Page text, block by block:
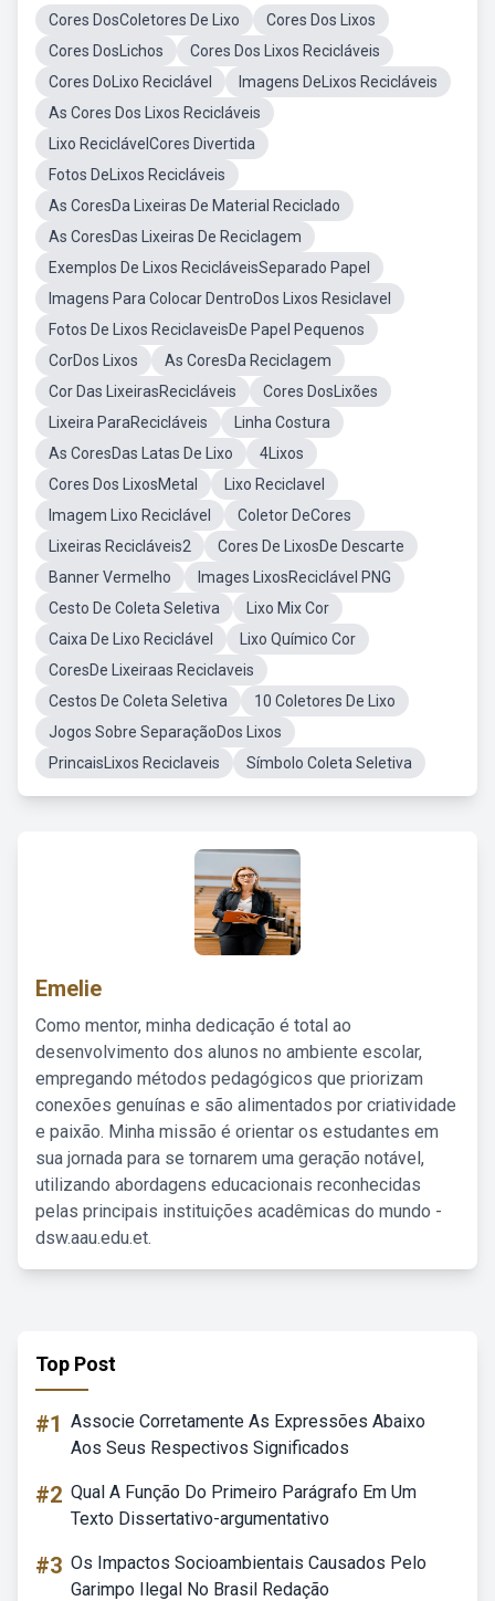
Cores DosColetores De Lixo
Cores Dos Lixos
Cores DosLichos
Cores Dos Lixos Recicláveis
Cores DoLixo Reciclável
Imagens DeLixos Recicláveis
As Cores Dos Lixos Recicláveis
Lixo ReciclávelCores Divertida
Fotos DeLixos Recicláveis
As CoresDa Lixeiras De Material Reciclado
As CoresDas Lixeiras De Reciclagem
Exemplos De Lixos RecicláveisSeparado Papel
Imagens Para Colocar DentroDos Lixos Resiclavel
Fotos De Lixos ReciclaveisDe Papel Pequenos
CorDos Lixos
As CoresDa Reciclagem
Cor Das LixeirasRecicláveis
Cores DosLixões
Lixeira ParaRecicláveis
Linha Costura
As CoresDas Latas De Lixo
4Lixos
Cores Dos LixosMetal
Lixo Reciclavel
Imagem Lixo Reciclável
Coletor DeCores
Lixeiras Recicláveis2
Cores De LixosDe Descarte
Banner Vermelho
Images LixosReciclável PNG
Cesto De Coleta Seletiva
Lixo Mix Cor
Caixa De Lixo Reciclável
Lixo Químico Cor
CoresDe Lixeiraas Reciclaveis
Cestos De Coleta Seletiva
10 Coletores De Lixo
Jogos Sobre SeparaçãoDos Lixos
PrincaisLixos Reciclaveis
Símbolo Coleta Seletiva
Emelie
Como mentor, minha dedicação é total ao
desenvolvimento dos alunos no ambiente escolar,
empregando métodos pedagógicos que priorizam
conexões genuínas e são alimentados por criatividade
e paixão. Minha missão é orientar os estudantes em
sua jornada para se tornarem uma geração notável,
utilizando abordagens educacionais reconhecidas
pelas principais instituições acadêmicas do mundo -
dsw.aau.edu.et.
Top Post
#1 Associe Corretamente As Expressões Abaixo
Aos Seus Respectivos Significados
#2 Qual A Função Do Primeiro Parágrafo Em Um
Texto Dissertativo-argumentativo
#3 Os Impactos Socioambientais Causados Pelo
Garimpo Ilegal No Brasil Redação